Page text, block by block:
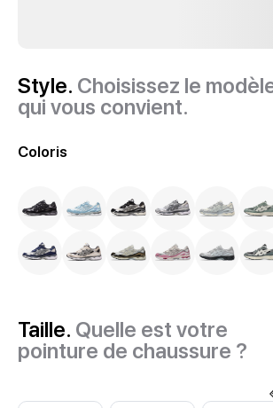
Style. Choisissez le
qui vous convient.
Coloris
Taille. Quelle est votre
pointure de chaussure ?